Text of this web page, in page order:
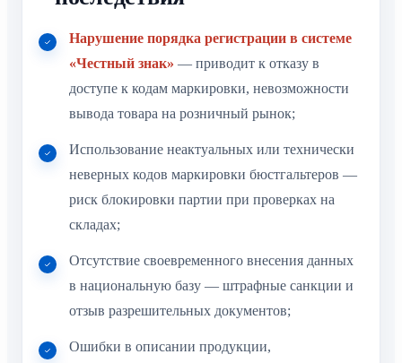
Нарушение порядка регистрации в системе
«Честный знак» — приводит к отказу в
доступе к кодам маркировки, невозможности
вывода товара на розничный рынок;
Использование неактуальных или технически
неверных кодов маркировки бюстгальтеров —
риск блокировки партии при проверках на
складах;
Отсутствие своевременного внесения данных
в национальную базу — штрафные санкции и
отзыв разрешительных документов;
Ошибки в описании продукции,